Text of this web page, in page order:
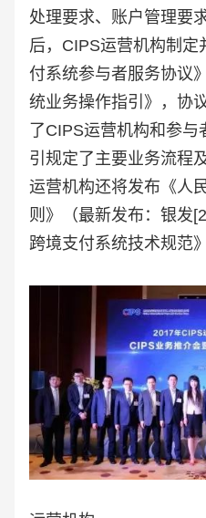
处理要求、账户管理要
后，CIPS运营机构制定
付系统参与者服务协议
统业务操作指引》，协
了CIPS运营机构和参
引规定了主要业务流程
运营机构还将发布《人
则》（最新发布：银发
跨境支付系统技术规范》